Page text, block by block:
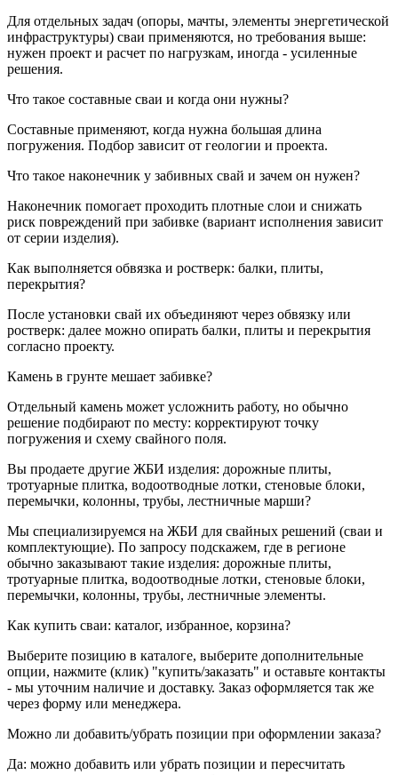
Для отдельных задач (опоры, мачты, элементы энергетической
инфраструктуры) сваи применяются, но требования выше:
нужен проект и расчет по нагрузкам, иногда - усиленные
решения.
Что такое составные сваи и когда они нужны?
Составные применяют, когда нужна большая длина
погружения. Подбор зависит от геологии и проекта.
Что такое наконечник у забивных свай и зачем он нужен?
Наконечник помогает проходить плотные слои и снижать
риск повреждений при забивке (вариант исполнения зависит
от серии изделия).
Как выполняется обвязка и ростверк: балки, плиты,
перекрытия?
После установки свай их объединяют через обвязку или
ростверк: далее можно опирать балки, плиты и перекрытия
согласно проекту.
Камень в грунте мешает забивке?
Отдельный камень может усложнить работу, но обычно
решение подбирают по месту: корректируют точку
погружения и схему свайного поля.
Вы продаете другие ЖБИ изделия: дорожные плиты,
тротуарные плитка, водоотводные лотки, стеновые блоки,
перемычки, колонны, трубы, лестничные марши?
Мы специализируемся на ЖБИ для свайных решений (сваи и
комплектующие). По запросу подскажем, где в регионе
обычно заказывают такие изделия: дорожные плиты,
тротуарные плитка, водоотводные лотки, стеновые блоки,
перемычки, колонны, трубы, лестничные элементы.
Как купить сваи: каталог, избранное, корзина?
Выберите позицию в каталоге, выберите дополнительные
опции, нажмите (клик) "купить/заказать" и оставьте контакты
- мы уточним наличие и доставку. Заказ оформляется так же
через форму или менеджера.
Можно ли добавить/убрать позиции при оформлении заказа?
Да: можно добавить или убрать позиции и пересчитать